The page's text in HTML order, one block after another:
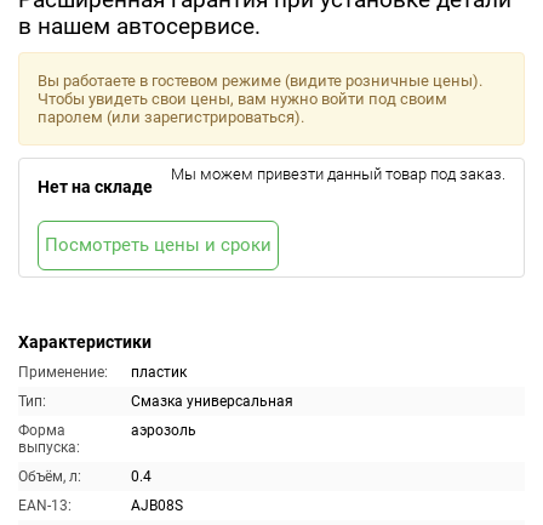
в нашем автосервисе.
Характеристики
Применение:
пластик
Тип:
Смазка универсальная
Форма
выпуска:
аэрозоль
Объём, л:
0.4
EAN-13:
AJB08S
Вы работаете в гостевом режиме (видите розничные цены).
Чтобы увидеть свои цены, вам нужно войти под своим
паролем (или зарегистрироваться).
Нет на складе
Мы можем привезти данный товар под заказ.
Посмотреть цены и сроки